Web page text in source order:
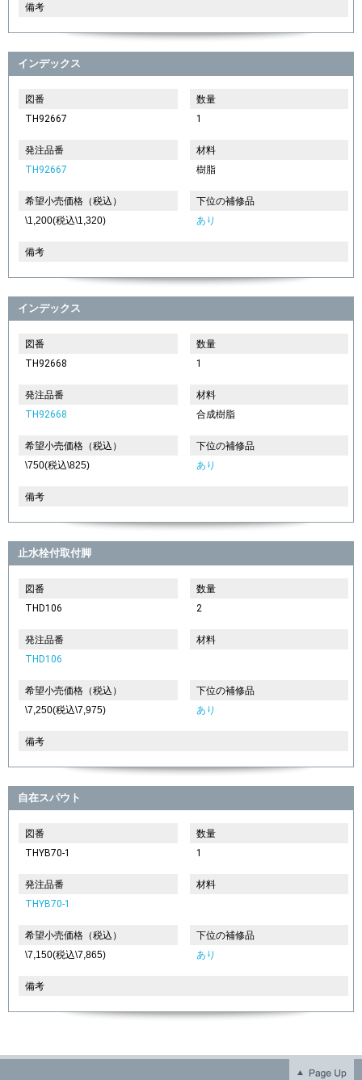
備考
インデックス
図番
TH92667
数量
1
発注品番
TH92667
材料
樹脂
希望小売価格（税込）
\1,200(税込\1,320)
下位の補修品
あり
備考
インデックス
図番
TH92668
数量
1
発注品番
TH92668
材料
合成樹脂
希望小売価格（税込）
\750(税込\825)
下位の補修品
あり
備考
止水栓付取付脚
図番
THD106
数量
2
発注品番
THD106
材料
希望小売価格（税込）
\7,250(税込\7,975)
下位の補修品
あり
備考
自在スパウト
図番
THYB70-1
数量
1
発注品番
THYB70-1
材料
希望小売価格（税込）
\7,150(税込\7,865)
下位の補修品
あり
備考